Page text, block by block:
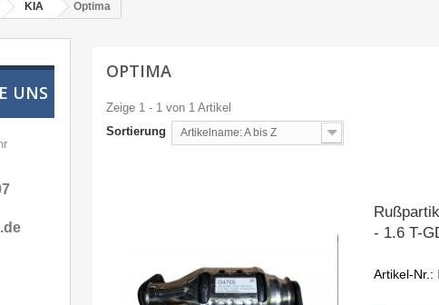
KIA Optima
UNS
OPTIMA
Zeige 1 - 1 von 1 Artikel
Sortierung Artikelname: A bis Z
- 1.6 T-
Artikel-Nr.: